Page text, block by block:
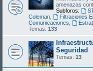
amenazas
Subforos:
Coleman
Filtraciones
Comunicaciones
Temas: 133
Seguridad
Temas: 13